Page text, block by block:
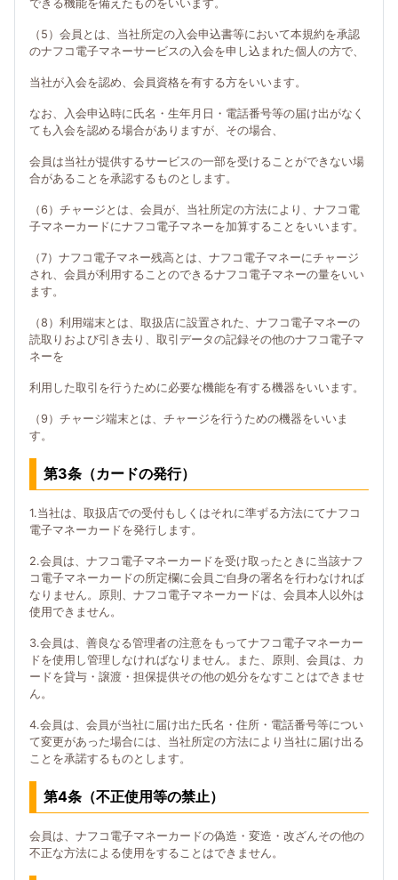
できる機能を備えたものをいいます。
（5）会員とは、当社所定の入会申込書等において本規約を承認
のナフコ電子マネーサービスの入会を申し込まれた個人の方で、
当社が入会を認め、会員資格を有する方をいいます。
なお、入会申込時に氏名・生年月日・電話番号等の届け出がなく
ても入会を認める場合がありますが、その場合、
会員は当社が提供するサービスの一部を受けることができない場
合があることを承認するものとします。
（6）チャージとは、会員が、当社所定の方法により、ナフコ電
子マネーカードにナフコ電子マネーを加算することをいいます。
（7）ナフコ電子マネー残高とは、ナフコ電子マネーにチャージ
され、会員が利用することのできるナフコ電子マネーの量をいい
ます。
（8）利用端末とは、取扱店に設置された、ナフコ電子マネーの
読取りおよび引き去り、取引データの記録その他のナフコ電子マ
ネーを
利用した取引を行うために必要な機能を有する機器をいいます。
（9）チャージ端末とは、チャージを行うための機器をいいま
す。
第3条（カードの発行）
1.当社は、取扱店での受付もしくはそれに準ずる方法にてナフコ
電子マネーカードを発行します。
2.会員は、ナフコ電子マネーカードを受け取ったときに当該ナフ
コ電子マネーカードの所定欄に会員ご自身の署名を行わなければ
なりません。原則、ナフコ電子マネーカードは、会員本人以外は
使用できません。
3.会員は、善良なる管理者の注意をもってナフコ電子マネーカー
ドを使用し管理しなければなりません。また、原則、会員は、カ
ードを貸与・譲渡・担保提供その他の処分をなすことはできませ
ん。
4.会員は、会員が当社に届け出た氏名・住所・電話番号等につい
て変更があった場合には、当社所定の方法により当社に届け出る
ことを承諾するものとします。
第4条（不正使用等の禁止）
会員は、ナフコ電子マネーカードの偽造・変造・改ざんその他の
不正な方法による使用をすることはできません。